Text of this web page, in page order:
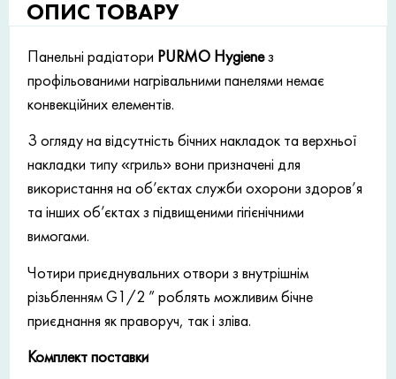
ОПИС ТОВАРУ
Панельні радіатори PURMO Hygieneз
профільованими нагрівальними панелями немає
конвекційних елементів.
З огляду на відсутність бічних накладок та верхньої
накладки типу «гриль» вони призначені для
використання на об’єктах служби охорони здоров’я
та інших об’єктах з підвищеними гігієнічними
вимогами.
Чотири приєднувальних отвори з внутрішнім
різьбленням G1/2 ” роблять можливим бічне
приєднання як праворуч, так і зліва.
Комплект поставки